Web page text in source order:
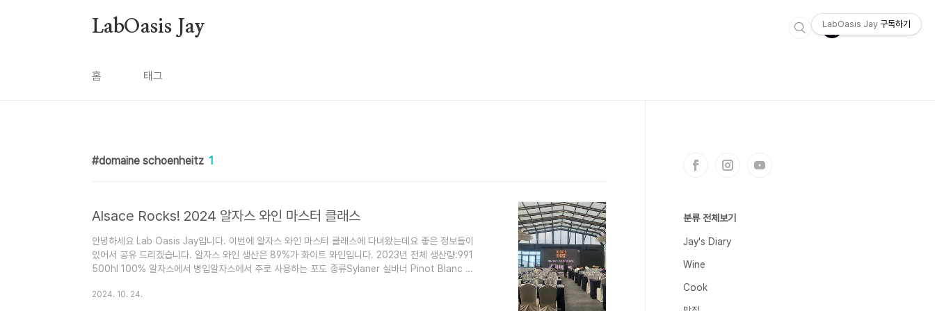
LabOasis Jay
홈 태그
domaine schoenheitz 1
Alsace Rocks! 2024 알자스 와인 마스터 클래스
안녕하세요 Lab Oasis Jay입니다. 이번에 알자스 와인 마스터 클래스에 다녀왔는데요 좋은 정보들이
있어서 공유 드리겠습니다. 알자스 와인 생산은 89%가 화이트 와인입니다. 2023년 전체 생산량:991
500hl 100% 알자스에서 병입알자스에서 주로 사용하는 포도 종류Sylaner 실바너 Pinot Blanc 피
너 프랑스 알자스에서는 유기농, 바이오 다이나믹 와인 생산량이 많습니다 프랑스 전체 포도원 평균 유
2024. 10. 24.
분류 전체보기
Jay's Diary
Wine
Cook
LabOasis Jay 구독하기